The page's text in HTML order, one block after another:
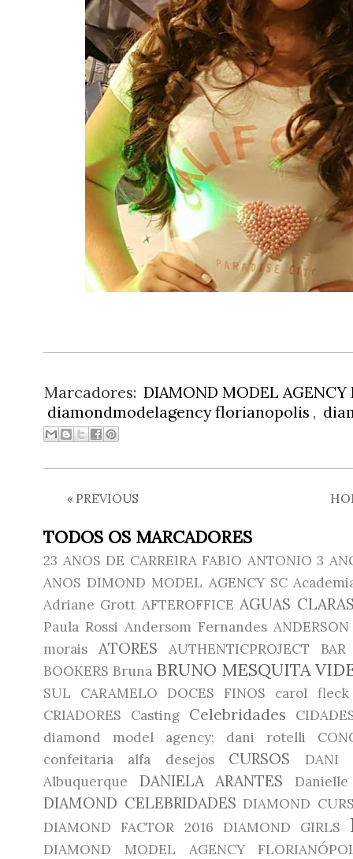
Marcadores: DIAMOND MODEL AGENCY
diamondmodelagency florianopolis ,
« PREVIOUS
TODOS OS MARCADORES
23 ANOS DE CARREIRA FABIO ANTONIO 3
ANOS DIMOND MODEL AGENCY SC
Adriane Grott AFTEROFFICE AGUAS
Paula Rossi Andersom Fernandes
morais
ATORES AUTHENTICPROJECT
BOOKERS Bruna BRUNO MESQUITA
SUL CARAMELO DOCES FINOS
carol fleck
CRIADORES
Casting Celebridades
diamond model agency; dani rotelli
confeitaria alfa desejos
CURSOS
DANI
Albuquerque
DANIELA ARANTES
DIAMOND CELEBRIDADES DIAMOND
DIAMOND FACTOR 2016
DIAMOND GIRLS
DIAMOND MODEL AGENCY